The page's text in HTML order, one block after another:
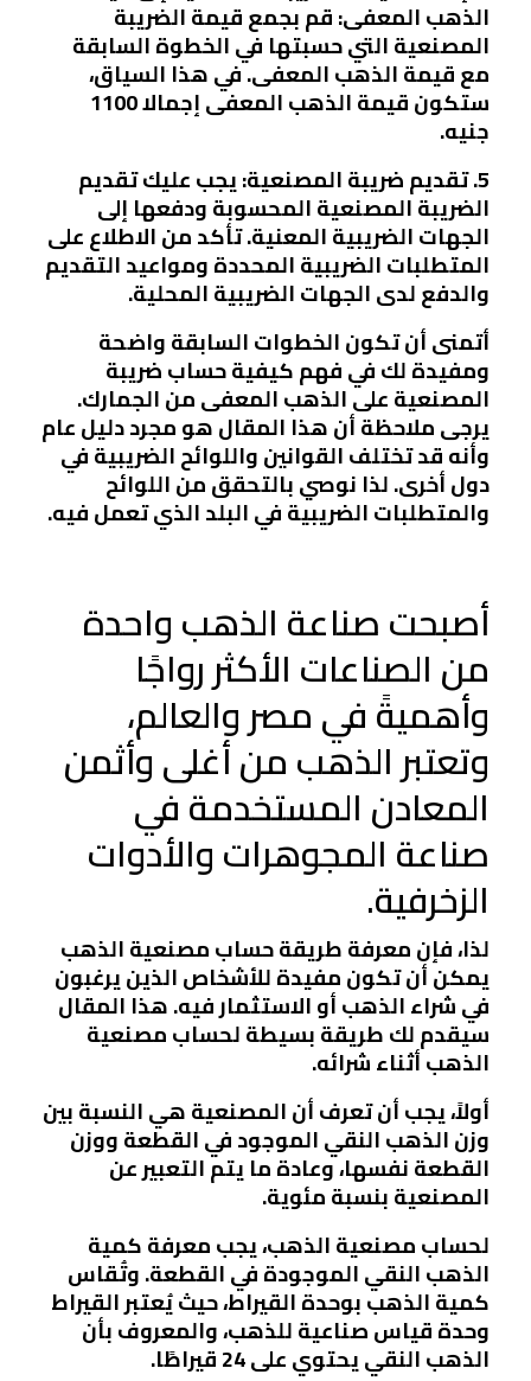
الذهب المعفى: قم بجمع قيمة الضريبة
المصنعية التي حسبتها في الخطوة السابقة
مع قيمة الذهب المعفى. في هذا السياق،
ستكون قيمة الذهب المعفى إجمالا 1100
جنيه.
5. تقديم ضريبة المصنعية: يجب عليك تقديم
الضريبة المصنعية المحسوبة ودفعها إلى
الجهات الضريبية المعنية. تأكد من الاطلاع على
المتطلبات الضريبية المحددة ومواعيد التقديم
والدفع لدى الجهات الضريبية المحلية.
أتمنى أن تكون الخطوات السابقة واضحة
ومفيدة لك في فهم كيفية حساب ضريبة
المصنعية على الذهب المعفى من الجمارك.
يرجى ملاحظة أن هذا المقال هو مجرد دليل عام
وأنه قد تختلف القوانين واللوائح الضريبية في
دول أخرى. لذا نوصي بالتحقق من اللوائح
والمتطلبات الضريبية في البلد الذي تعمل فيه.
أصبحت صناعة الذهب واحدة
من الصناعات الأكثر رواجًا
وأهميةً في مصر والعالم،
وتعتبر الذهب من أغلى وأثمن
المعادن المستخدمة في
صناعة المجوهرات والأدوات
الزخرفية.
لذا، فإن معرفة طريقة حساب مصنعية الذهب
يمكن أن تكون مفيدة للأشخاص الذين يرغبون
في شراء الذهب أو الاستثمار فيه. هذا المقال
سيقدم لك طريقة بسيطة لحساب مصنعية
الذهب أثناء شرائه.
أولاً، يجب أن تعرف أن المصنعية هي النسبة بين
وزن الذهب النقي الموجود في القطعة ووزن
القطعة نفسها، وعادة ما يتم التعبير عن
المصنعية بنسبة مئوية.
لحساب مصنعية الذهب، يجب معرفة كمية
الذهب النقي الموجودة في القطعة. وتُقاس
كمية الذهب بوحدة القيراط، حيث يُعتبر القيراط
وحدة قياس صناعية للذهب، والمعروف بأن
الذهب النقي يحتوي على 24 قيراطًا.